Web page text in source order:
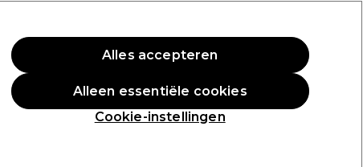
Aanmelden
Professionele Awards
Cookie-instellingen
Alleen essentiële cookies
Alles accepteren